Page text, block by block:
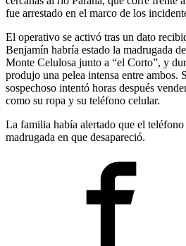
fue arrestado en el marco de los
El operativo se activó tras un dato
Benjamín habría estado la madrugada
Monte Celulosa junto a “el Corto”, y
produjo una pelea intensa entre ambos.
sospechoso intentó horas después
como su ropa y su teléfono celular.
La familia había alertado que el
madrugada en que desapareció.